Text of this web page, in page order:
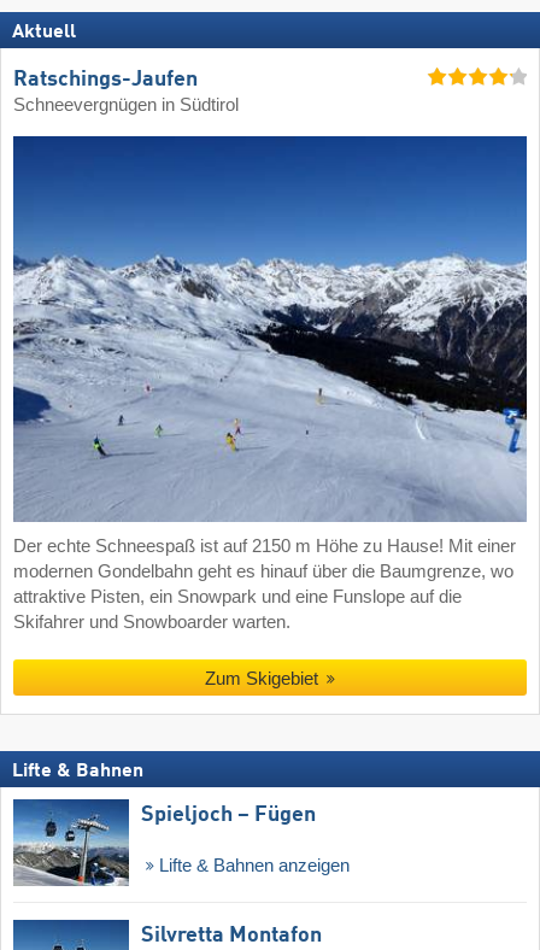
Aktuell
Ratschings-Jaufen
Schneevergnügen in Südtirol
Der echte Schneespaß ist auf 2150 m Höhe zu Hause! Mit einer
modernen Gondelbahn geht es hinauf über die Baumgrenze, wo
attraktive Pisten, ein Snowpark und eine Funslope auf die
Skifahrer und Snowboarder warten.
Zum Skigebiet
Lifte & Bahnen
Spieljoch – Fügen
Lifte & Bahnen anzeigen
Silvretta Montafon